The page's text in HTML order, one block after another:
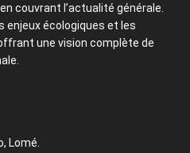
couvrant l’actualité générale.
enjeux écologiques et les
une vision complète de
Lomé.